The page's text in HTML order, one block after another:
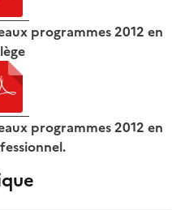
programmes 2012 en
programmes 2012 en